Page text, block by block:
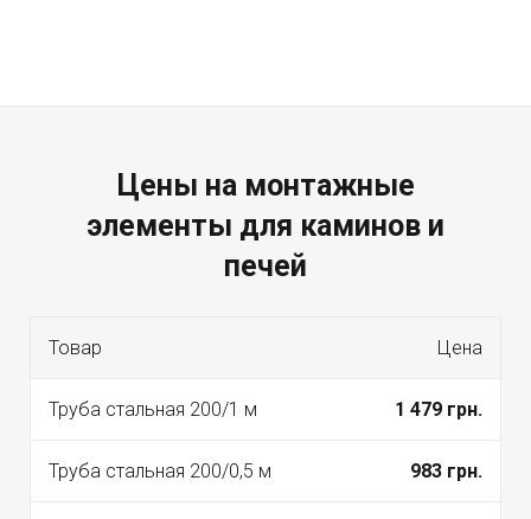
Цены на монтажные
элементы для каминов и
печей
Товар Цена
Труба стальная 200/1 м 1 479 грн.
Труба стальная 200/0,5 м 983 грн.